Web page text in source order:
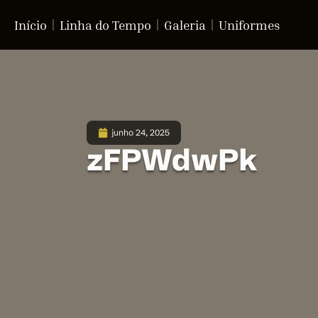
Início Linha do Tempo Galeria Uniformes
junho 24, 2025
zFPWdwPk